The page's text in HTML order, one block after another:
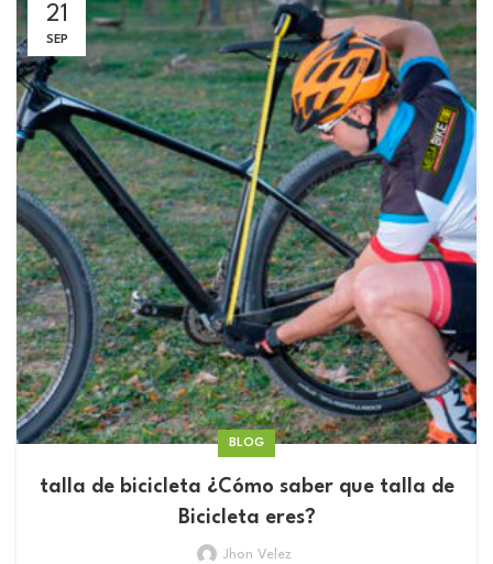
21
SEP
BLOG
talla de bicicleta ¿Cómo saber que talla de
Bicicleta eres?
Jhon Velez